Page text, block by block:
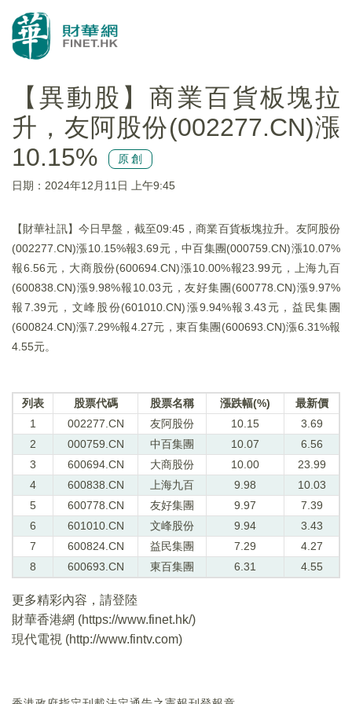
【異動股】商業百貨板塊拉
升，友阿股份(002277.CN)漲
10.15%
原創
日期：2024年12月11日 上午9:45
【財華社訊】今日早盤，截至09:45，商業百貨板塊拉升。友阿股份
(002277.CN)漲10.15%報3.69元，中百集團(000759.CN)漲10.07%
報6.56元，大商股份(600694.CN)漲10.00%報23.99元，上海九百
(600838.CN)漲9.98%報10.03元，友好集團(600778.CN)漲9.97%
報7.39元，文峰股份(601010.CN)漲9.94%報3.43元，益民集團
(600824.CN)漲7.29%報4.27元，東百集團(600693.CN)漲6.31%報
4.55元。
列表 股票代碼 股票名稱 漲跌幅(%)
最新價
1
002277.CN 友阿股份 10.15
3.69
2
000759.CN 中百集團 10.07
6.56
3
600694.CN 大商股份 10.00
23.99
4
600838.CN 上海九百 9.98
10.03
5
600778.CN 友好集團 9.97
7.39
6
601010.CN 文峰股份 9.94
3.43
7
600824.CN 益民集團 7.29
4.27
8
600693.CN 東百集團 6.31 4.55
更多精彩內容，請登陸
財華香港網 (https://www.finet.hk/)
現代電視 (http://www.fintv.com)